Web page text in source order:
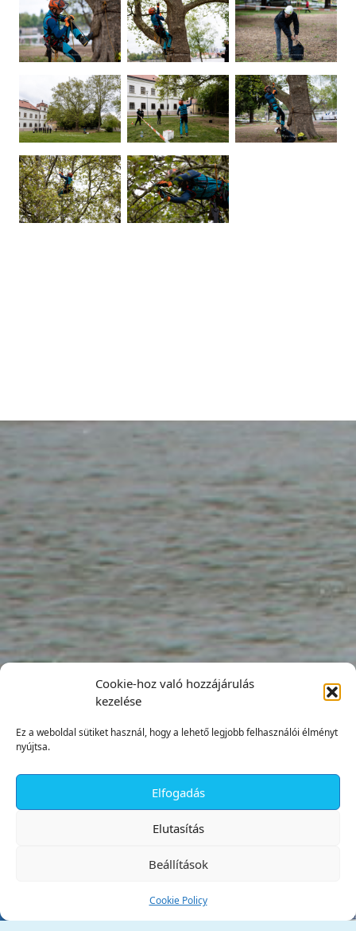
Cookie-hoz való hozzájárulás
kezelése
Ez a weboldal sütiket használ, hogy a lehető legjobb felhasználói élményt
nyújtsa.
Elfogadás
Elutasítás
Beállítások
Cookie Policy
Tata Város Önkormányzata
✕